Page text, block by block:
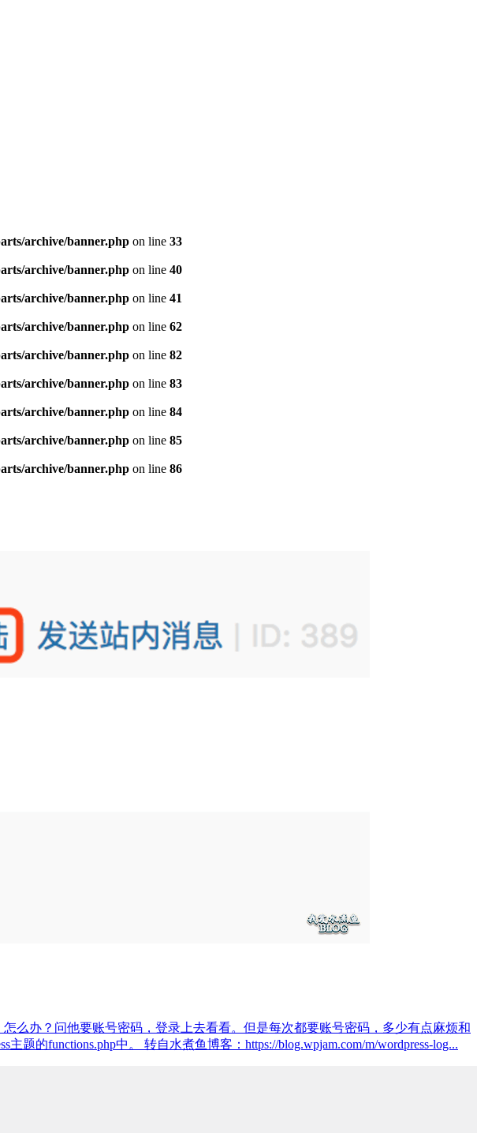
archive/banner.php on line 33
archive/banner.php on line 40
archive/banner.php on line 41
archive/banner.php on line 62
archive/banner.php on line 82
archive/banner.php on line 83
archive/banner.php on line 84
archive/banner.php on line 85
archive/banner.php on line 86
么办？问他要账号密码，登录上去看看。但是每次都要账号密码，多少有点麻烦和
的functions.php中。 转自水煮鱼博客：https://blog.wpjam.com/m/wordpress-log...